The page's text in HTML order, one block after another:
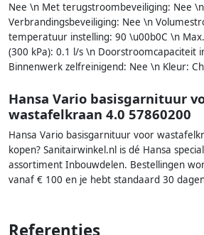
Nee \n Met terugstroombeveiliging: Nee \n
Verbrandingsbeveiliging: Nee \n
temperatuur instelling: 90 \u00b0C \n
(300 kPa): 0.1 l/s \n Doorstroomcapaciteit
Binnenwerk zelfreinigend: Nee \n Kleur:
Hansa Vario basisgarnituur
wastafelkraan 4.0 57860200
Hansa Vario basisgarnituur voor
kopen? Sanitairwinkel.nl is dé Hansa
assortiment Inbouwdelen. Bestellingen
vanaf € 100 en je hebt standaard 30
Referenties